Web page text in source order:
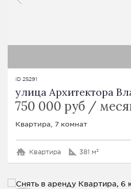
ID 25291
улица Архитектора
750 000 руб /
Квартира, 7 комнат
Квартира 381 м²